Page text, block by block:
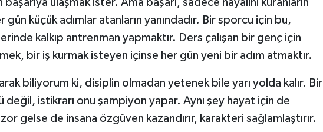
ulaşmak ister. Ama başarı, sadece hayalini kuranların
küçük adımlar atanların yanındadır. Bir sporcu için bu,
kalkıp antrenman yapmaktır. Ders çalışan bir genç için
bir iş kurmak isteyen içinse her gün yeni bir adım atmaktır.
biliyorum ki, disiplin olmadan yetenek bile yarı yolda kalır. Bir
değil, istikrarı onu şampiyon yapar. Aynı şey hayat için de
gelse de insana özgüven kazandırır, karakteri sağlamlaştırır.